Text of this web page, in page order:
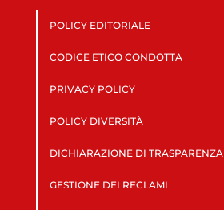
POLICY EDITORIALE
CODICE ETICO CONDOTTA
PRIVACY POLICY
POLICY DIVERSITÀ
DICHIARAZIONE DI TRASPARENZA
GESTIONE DEI RECLAMI